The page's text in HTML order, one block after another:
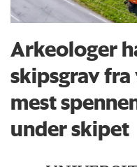
Arkeologer
skipsgrav
mest
under skipet